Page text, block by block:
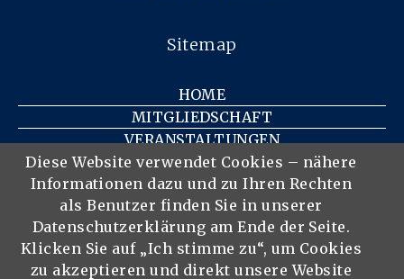
Sitemap
HOME
MITGLIEDSCHAFT
VERANSTALTUNGEN
KONTAKT
IMPRESSUM
DATENSCHUTZ
DER VEREIN
MITGLIEDER
Diese Website verwendet Cookies – nähere
Informationen dazu und zu Ihren Rechten
als Benutzer finden Sie in unserer
Datenschutzerklärung am Ende der Seite.
Klicken Sie auf „Ich stimme zu“, um Cookies
zu akzeptieren und direkt unsere Website